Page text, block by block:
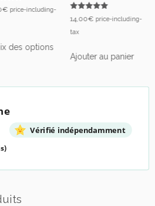
€ price-including-
des optionsproduit
variations.
peuvent
sur
Note
5.00
sur 5
14,00€ price-including-
tax
Ajouter au panier
Vérifié indépendamment